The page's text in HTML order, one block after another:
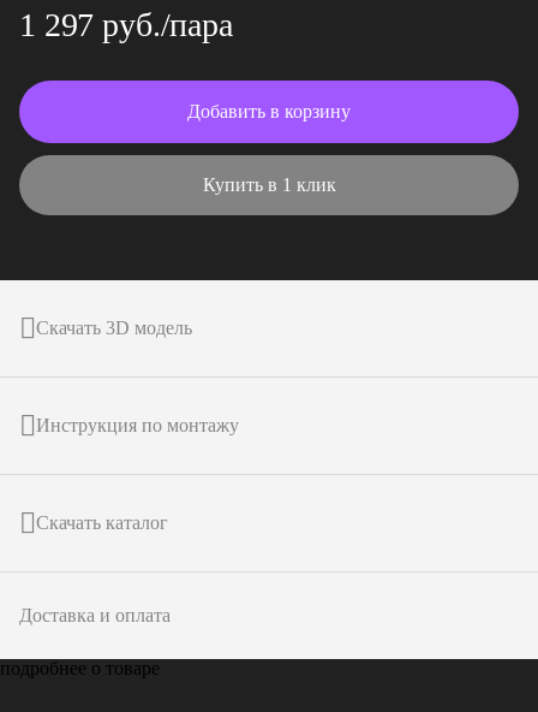
1 297 руб./пара
Добавить в корзину
Купить в 1 клик
Скачать 3D модель
Инструкция по монтажу
Скачать каталог
Доставка и оплата
подробнее о товаре